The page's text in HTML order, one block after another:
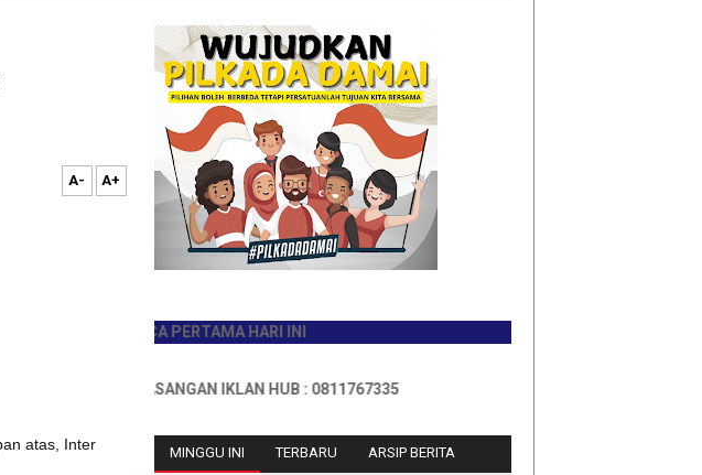
A- A+
atas, Inter
PEMBACA PERTAMA HARI INI
INFO PEMASANGAN IKLAN HUB : 0811767335
MINGGU INI TERBARU ARSIP BERITA